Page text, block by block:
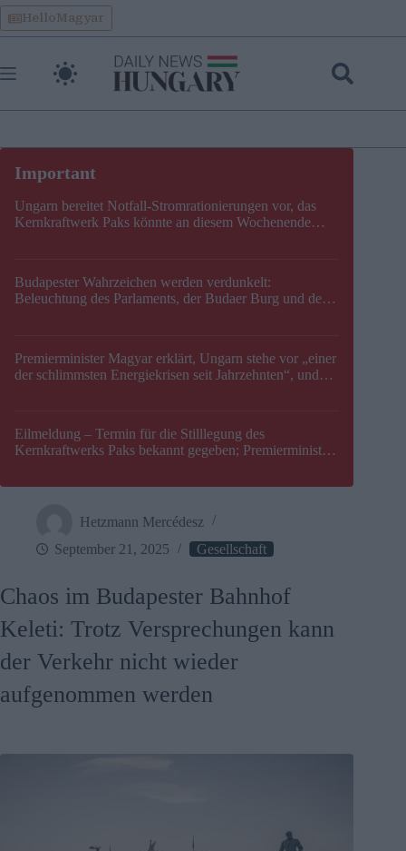
Skip
to
content
HelloMagyar
Ungarn bereitet Notfall-Stromrationierungen vor, das
Kernkraftwerk Paks könnte an diesem Wochenende
Budapester Wahrzeichen werden verdunkelt:
Beleuchtung des Parlaments, der Budaer Burg und der
Premierminister Magyar erklärt, Ungarn stehe vor „einer
der schlimmsten Energiekrisen seit Jahrzehnten“, und
Eilmeldung – Termin für die Stilllegung des
Kernkraftwerks Paks bekannt gegeben; Premierminister
Hetzmann Mercédesz
September 21, 2025
Gesellschaft
Chaos im Budapester Bahnhof
Keleti: Trotz Versprechungen kann
der Verkehr nicht wieder
aufgenommen werden